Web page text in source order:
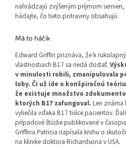
nahrádzajú zvýšeným príjmom
hádajte, čo tieto potraviny obsahujú.
Má to háčik
Edward Griffin priznáva, že k
vlastnostiach B17 sa nedá dostať.
v minulosti robili, zmanipulovala
loby. Či už ide o konšpiračnú
že existuje množstvo
ktorých B17 zafungoval. Len známa
vyliečila vďaka B17 tisíce pacientov.
prípadové štúdie publikované v
Griffina Patricia napísala knihu o
na klinike doktora Richardsona v USA.